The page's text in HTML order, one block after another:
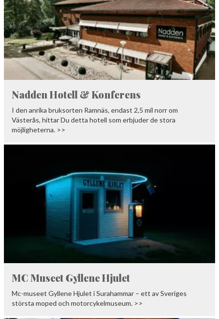
Nadden Hotell & Konferens
I den anrika bruksorten Ramnäs, endast 2,5 mil norr om
Västerås, hittar Du detta hotell som erbjuder de stora
möjligheterna. >>
MC Museet Gyllene Hjulet
Mc-museet Gyllene Hjulet i Surahammar – ett av Sveriges
största moped och motorcykelmuseum. >>